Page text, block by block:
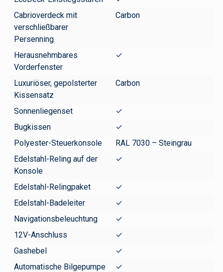
Cabrioverdeck mit
verschließbarer
Persenning
Carbon
Herausnehmbares
Vorderfenster
✓
Luxuriöser, gepolsterter
Kissensatz
Carbon
Sonnenliegenset
✓
Bugkissen
✓
Polyester-Steuerkonsole
RAL 7030 – Steingrau
Edelstahl-Reling auf der
Konsole
✓
Edelstahl-Relingpaket
✓
Edelstahl-Badeleiter
✓
Navigationsbeleuchtung
✓
12V-Anschluss
✓
Gashebel
✓
Automatische Bilgepumpe
✓